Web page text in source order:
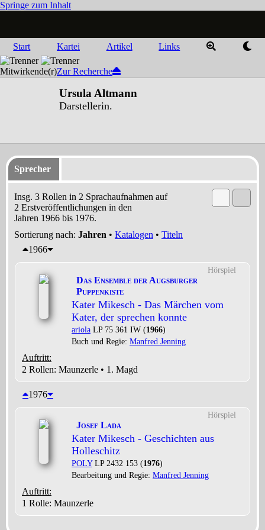
Springe zum Inhalt
Start Kartei Artikel Links
Mitwirkende(r)Zur Recherche
Ursula Altmann
Darstellerin.
Sprecher
Insg. 3 Rollen in 2 Sprachaufnahmen auf
2 Erstveröffentlichungen in den
Jahren 1966 bis 1976.
Sortierung nach: Jahren • Katalogen • Titeln
1966
Hörspiel
Das Ensemble der Augsburger
Puppenkiste
Kater Mikesch - Das Märchen vom
Kater, der sprechen konnte
ariola LP 75 361 IW (1966)
Buch und Regie: Manfred Jenning
Auftritt:
2 Rollen: Maunzerle • 1. Magd
1976
Hörspiel
Josef Lada
Kater Mikesch - Geschichten aus
Holleschitz
POLYLP 2432 153 (1976)
Bearbeitung und Regie: Manfred Jenning
Auftritt:
1 Rolle: Maunzerle